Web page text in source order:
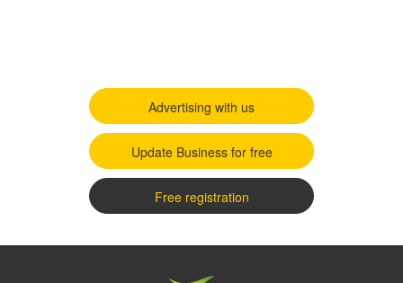
Advertising with us
Update Business for free
Free registration